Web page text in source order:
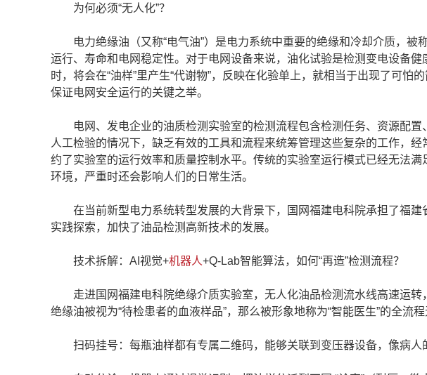
为何必须“无人化”？
电力绝缘油（又称“电气油”）是电力系统中重要的绝缘和冷却介质，被
运行、寿命和电网稳定性。对于电网设备来说，油化试验是检测变电设备
时，将会在“油样”里产生“代谢物”，反映在化验单上，就相当于出现了可怕
保证电网安全运行的关键之举。
电网、发电企业的油质检测实验室的检测流程包含检测任务、资源配置
人工检验的情况下，缺乏有效的工具和流程来统筹管理这些复杂的工作，
约了实验室的运行效率和质量控制水平。传统的实验室运行模式已经无法
环境，严重时还会影响人们的日常生活。
在当前新型电力系统转型发展的大背景下，国网福建电科院承担了福建
实践探索，加快了油品检测高新技术的发展。
技术拆解：AI视觉+机器人+Q-Lab智能算法，如何“再造”检测流程？
走进国网福建电科院绝缘介质实验室，无人化油品检测流水线高速运转
绝缘油被视为“待检患者的血液样品”，那么被形象地称为“智能医生”的全流
扫码挂号：每瓶油样都有专属二维码，能够关联到变压器设备，像病人